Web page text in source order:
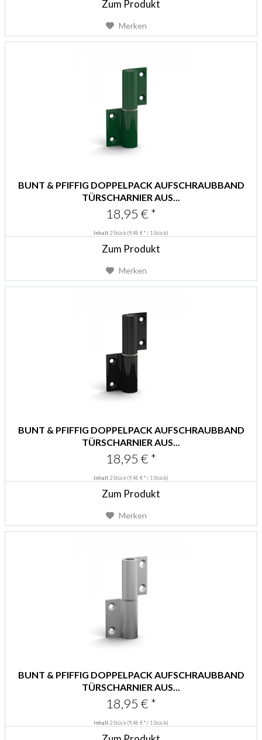
Zum Produkt
Merken
BUNT & PFIFFIG DOPPELPACK AUFSCHRAUBBAND
TÜRSCHARNIER AUS...
18,95 € *
Inhalt 2 Stück(9,48 € * / 1 Stück)
Zum Produkt
Merken
BUNT & PFIFFIG DOPPELPACK AUFSCHRAUBBAND
TÜRSCHARNIER AUS...
18,95 € *
Inhalt 2 Stück(9,48 € * / 1 Stück)
Zum Produkt
Merken
BUNT & PFIFFIG DOPPELPACK AUFSCHRAUBBAND
TÜRSCHARNIER AUS...
18,95 € *
Inhalt 2 Stück(9,48 € * / 1 Stück)